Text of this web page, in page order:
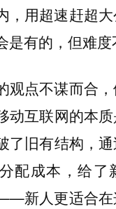
，用超速赶超
是有的，但难度
观点不谋而合
动互联网的本
了旧有结构，
配成本，给了
新人更适合在